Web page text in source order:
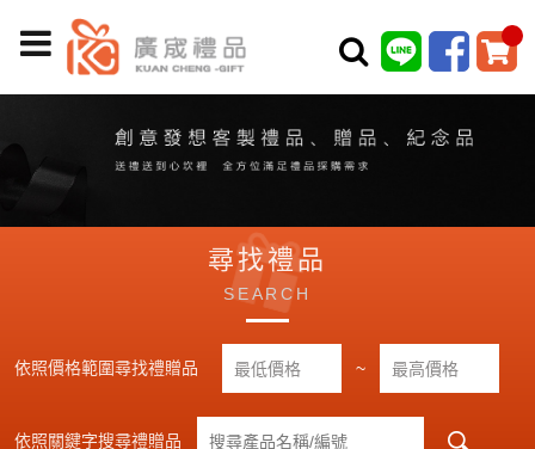
尋找禮品
SEARCH
依照價格範圍尋找禮贈品 ~
依照關鍵字搜尋禮贈品